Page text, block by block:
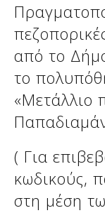
από το
το
«Μετάλλιο
( Για
κωδικούς,
στη μέση